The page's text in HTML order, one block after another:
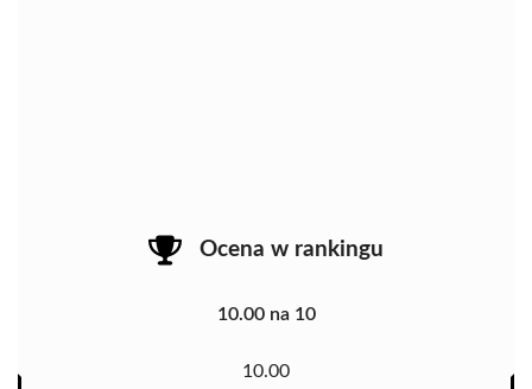
Ocena w rankingu
10.00 na 10
10.00